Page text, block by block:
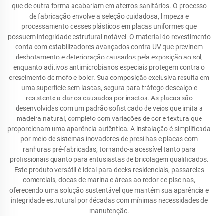
que de outra forma acabariam em aterros sanitários. O processo
de fabricação envolve a seleção cuidadosa, limpeza e
processamento desses plásticos em placas uniformes que
possuem integridade estrutural notável. O material do revestimento
conta com estabilizadores avançados contra UV que previnem
desbotamento e deterioração causados pela exposição ao sol,
enquanto aditivos antimicrobianos especiais protegem contra o
crescimento de mofo e bolor. Sua composição exclusiva resulta em
uma superfície sem lascas, segura para tráfego descalço e
resistente a danos causados por insetos. As placas são
desenvolvidas com um padrão sofisticado de veios que imita a
madeira natural, completo com variações de cor e textura que
proporcionam uma aparência autêntica. A instalação é simplificada
por meio de sistemas inovadores de presilhas e placas com
ranhuras pré-fabricadas, tornando-a acessível tanto para
profissionais quanto para entusiastas de bricolagem qualificados.
Este produto versátil é ideal para decks residenciais, passarelas
comerciais, docas de marina e áreas ao redor de piscinas,
oferecendo uma solução sustentável que mantém sua aparência e
integridade estrutural por décadas com mínimas necessidades de
manutenção.